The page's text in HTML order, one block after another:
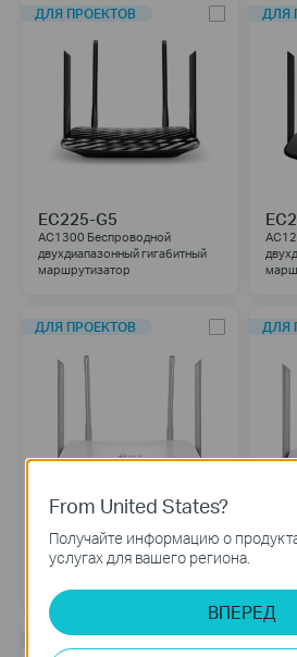
ДЛЯ ПРОЕКТОВ
EC225-G5
AC1300 Беспроводной
двухдиапазонный гигабитный
маршрутизатор
ДЛЯ
ДЛЯ ПРОЕКТОВ
EC220-G5
AC1200 Беспроводной
двухдиапазонный гигабитный
ДЛЯ
ДЛЯ ПРОЕКТОВ ДЛЯ
From United States?
Получайте информацию о
услугах для вашего региона.
ВПЕРЕД